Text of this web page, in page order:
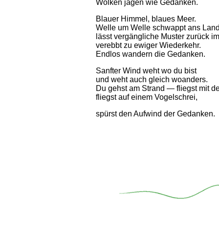
Wolken jagen wie Gedanken.
Blauer Himmel, blaues Meer.
Welle um Welle schwappt ans
lässt vergängliche Muster zurück
verebbt zu ewiger Wiederkehr.
Endlos wandern die Gedanken.
Sanfter Wind weht wo du bist
und weht auch gleich woanders.
Du gehst am Strand — fliegst mit
fliegst auf einem Vogelschrei,
spürst den Aufwind der Gedanken.